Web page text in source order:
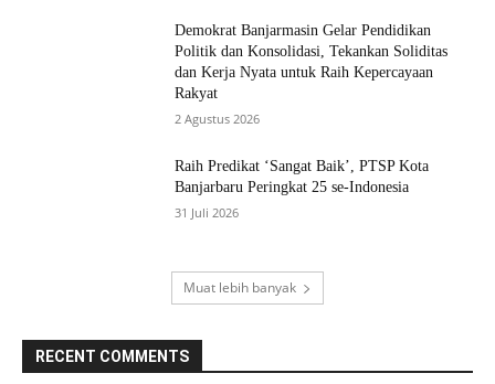
Demokrat Banjarmasin Gelar Pendidikan
Politik dan Konsolidasi, Tekankan Soliditas
dan Kerja Nyata untuk Raih Kepercayaan
Rakyat
2 Agustus 2026
Raih Predikat ‘Sangat Baik’, PTSP Kota
Banjarbaru Peringkat 25 se-Indonesia
31 Juli 2026
Muat lebih banyak
RECENT COMMENTS